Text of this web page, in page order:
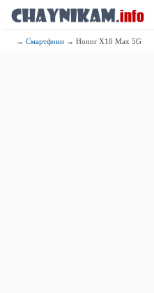
→Смартфони → Honor X10 Max 5G